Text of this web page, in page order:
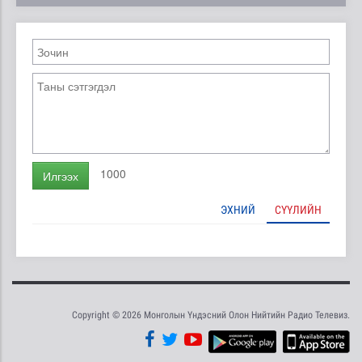
Илгээх 1000
ЭХНИЙ СҮҮЛИЙН
Copyright © 2026 Монголын Үндэсний Олон Нийтийн Радио Телевиз.